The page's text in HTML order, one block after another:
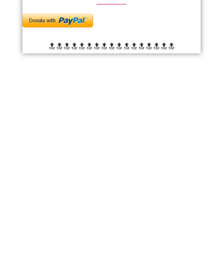
🔝🔝🔝🔝🔝🔝 🔝🔝🔝🔝🔝🔝 🔝🔝🔝🔝🔝